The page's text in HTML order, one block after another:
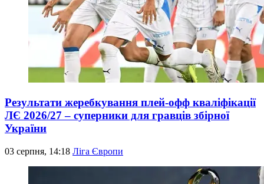
Результати жеребкування плей-офф кваліфікації
ЛЄ 2026/27 – суперники для гравців збірної
України
03 серпня, 14:18 Ліга Європи